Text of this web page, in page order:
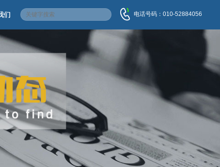
们 电话号码：010-52884056